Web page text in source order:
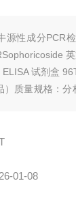
源性成分PCR
ELISA 试剂盒
）质量规格：
01-08